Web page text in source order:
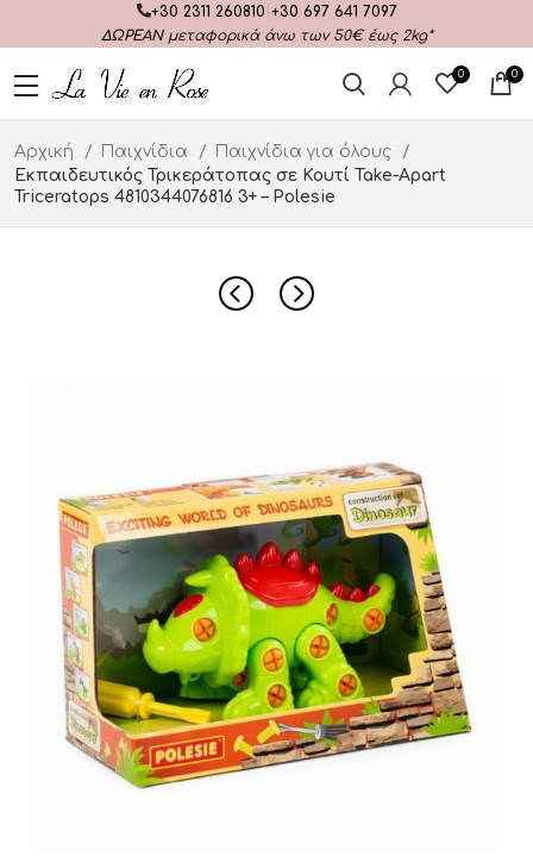
+30 2311 260810 +30 697 641 7097
ΔΩΡΕΑΝμεταφορικά άνω των 50€ έως 2kg*
0 0
Αρχική Παιχνίδια
Παιχνίδια για όλους
Εκπαιδευτικός Τρικεράτοπας σε Κουτί Take-Apart
Triceratops 4810344076816 3+ – Polesie